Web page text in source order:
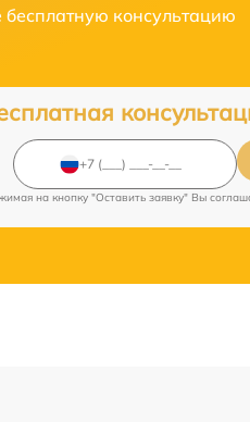
консультацию
на кнопку "Оставить заявку" Вы